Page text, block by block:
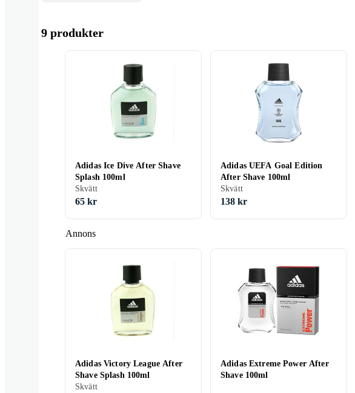
9 produkter
Annons
Adidas Ice Dive After Shave
Splash 100ml
Skvätt
65 kr
Adidas UEFA Goal Edition
After Shave 100ml
Skvätt
138 kr
Adidas Victory League After
Shave Splash 100ml
Skvätt
Adidas Extreme Power After
Shave 100ml